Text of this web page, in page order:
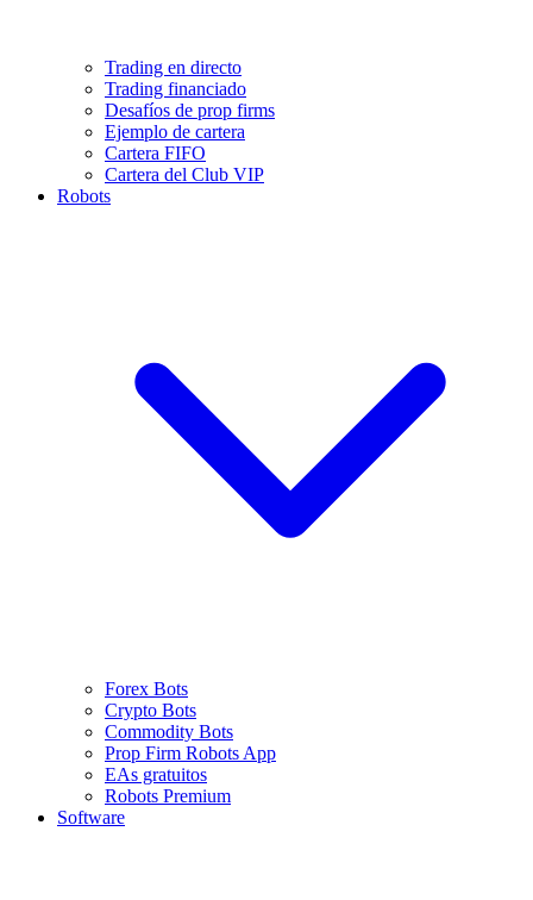
Trading en directo
Trading financiado
Desafíos de prop firms
Ejemplo de cartera
Cartera FIFO
Cartera del Club VIP
Robots
Forex Bots
Crypto Bots
Commodity Bots
Prop Firm Robots App
EAs gratuitos
Robots Premium
Software